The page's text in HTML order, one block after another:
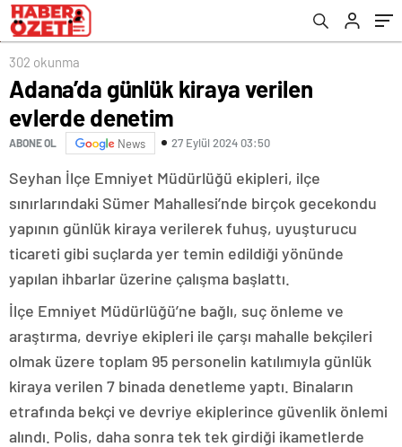
302 okunma
Adana’da günlük kiraya verilen
evlerde denetim
ABONE OL News 27 Eylül 2024 03:50
Seyhan İlçe Emniyet Müdürlüğü ekipleri, ilçe
sınırlarındaki Sümer Mahallesi’nde birçok gecekondu
yapının günlük kiraya verilerek fuhuş, uyuşturucu
ticareti gibi suçlarda yer temin edildiği yönünde
yapılan ihbarlar üzerine çalışma başlattı.
İlçe Emniyet Müdürlüğü’ne bağlı, suç önleme ve
araştırma, devriye ekipleri ile çarşı mahalle bekçileri
olmak üzere toplam 95 personelin katılımıyla günlük
kiraya verilen 7 binada denetleme yaptı. Binaların
etrafında bekçi ve devriye ekiplerince güvenlik önlemi
alındı. Polis, daha sonra tek tek girdiği ikametlerde